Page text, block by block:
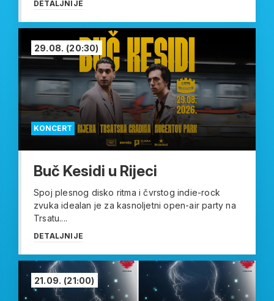
DETALJNIJE
KONCERT
29.08. (20:30)
Buč Kesidi u Rijeci
Spoj plesnog disko ritma i čvrstog indie-rock
zvuka idealan je za kasnoljetni open-air party na
Trsatu....
DETALJNIJE
21.09. (21:00)